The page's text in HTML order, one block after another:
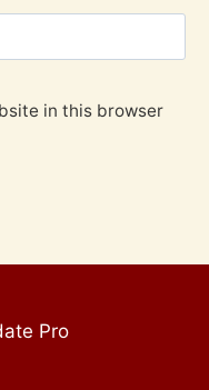
in this browser
Pro